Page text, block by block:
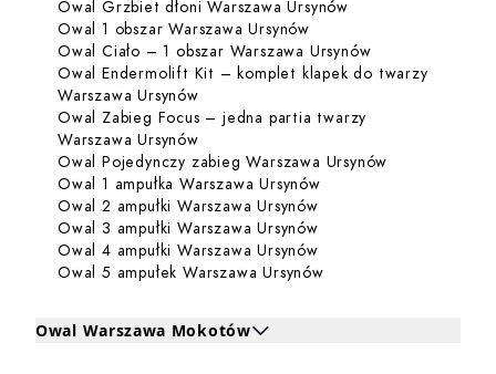
Owal Grzbiet dłoni Warszawa Ursynów
Owal 1 obszar Warszawa Ursynów
Owal Ciało – 1 obszar Warszawa UrsynówDowiedz się
Owal Endermolift Kit – komplet klapek do twarzy
Warszawa UrsynówDowiedz się więcej o Owal
Owal Zabieg Focus – jedna partia twarzy
Warszawa UrsynówDowiedz się więcej o Owal Zabieg
Owal Pojedynczy zabieg Warszawa Ursynów
Owal 1 ampułka Warszawa UrsynówDowiedz się więcej o
Owal 2 ampułki Warszawa UrsynówDowiedz się więcej o
Owal 3 ampułki Warszawa UrsynówDowiedz się więcej o
Owal 4 ampułki Warszawa UrsynówDowiedz się więcej o
Owal 5 ampułek Warszawa UrsynówDowiedz się więcej o
Owal Warszawa Mokotów
Kliknij, aby rozwinąć i zobaczyć zabiegi dla Owal